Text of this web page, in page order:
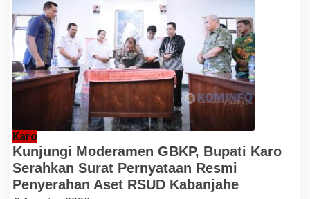
Karo
Kunjungi Moderamen GBKP, Bupati Karo
Serahkan Surat Pernyataan Resmi
Penyerahan Aset RSUD Kabanjahe